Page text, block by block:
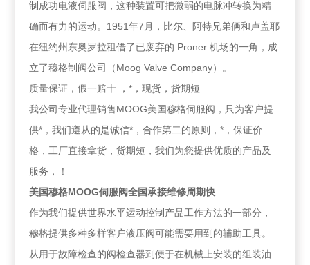
制成功电液伺服阀，这种装置可把微弱的电脉冲转换为精
确而有力的运动。1951年7月，比尔、阿特兄弟俩和卢盖耶
在纽约州东奥罗拉租借了已废弃的 Proner 机场的一角，成
立了穆格制阀公司（Moog Valve Company）。
质量保证，假一赔十 ，*，现货，货期短
我公司专业代理销售MOOG美国穆格伺服阀，只为客户提
供*，我们遵从的是诚信*，合作第二的原则，*，保证价
格，工厂直接拿货，货期短，我们为您提供优质的产品及
服务，！
美国穆格MOOG伺服阀全国承接维修周期快
作为我们提供世界水平运动控制产品工作方法的一部分，
穆格提供多种多样客户液压阀可能需要用到的辅助工具。
从用于故障检查的阀检查器到便于在机械上安装的组装油